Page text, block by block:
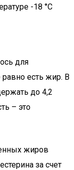
-18 °С
для
равно есть жир. В
до 4,2
– это
жиров
за счет